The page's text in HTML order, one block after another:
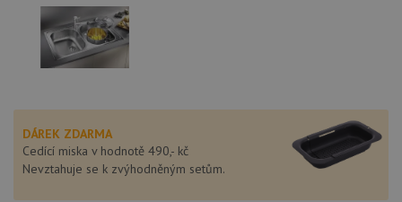
DÁREK ZDARMA
Cedící miska v hodnotě 490,- kč
Nevztahuje se k zvýhodněným setům.